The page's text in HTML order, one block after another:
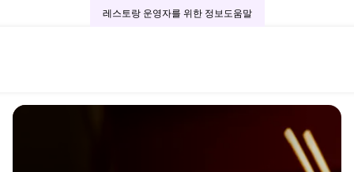
레스토랑 운영자를 위한 정보도움말